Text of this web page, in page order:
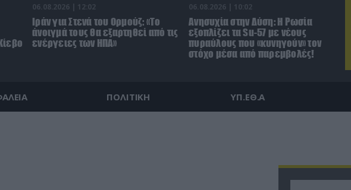
06.08.2026 | 12:02
Ιράν για Στενά του Ορμούζ: «Το
άνοιγμά τους θα εξαρτηθεί από τις
ενέργειες των ΗΠΑ»
06.08.2026 | 10:02
Ανησυχία στην Δύση: H Ρωσία
εξοπλίζει τα Su-57 με νέους
πυραύλους που «κυνηγούν» τον
στόχο μέσα από παρεμβολές!
ΠΟΛΙΤΙΚΗ ΥΠ.ΕΘ.Α